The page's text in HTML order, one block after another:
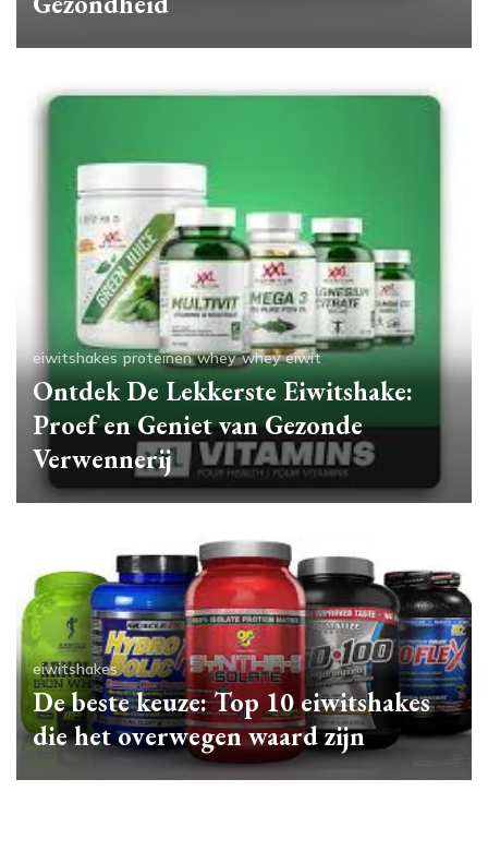
eiwitshakes proteinen whey whey eiwit
Ontdek De Lekkerste Eiwitshake:
Proef en Geniet van Gezonde
Verwennerij
eiwitshakes
De beste keuze: Top 10 eiwitshakes
die het overwegen waard zijn